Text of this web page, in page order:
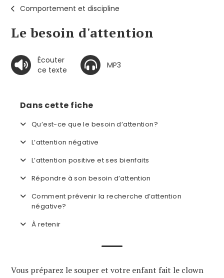
Comportement et discipline
Le besoin d'attention
Écouter
ce texte
MP3
Dans cette fiche
Qu’est-ce que le besoin d’attention?
L’attention négative
L’attention positive et ses bienfaits
Répondre à son besoin d’attention
Comment prévenir la recherche d’attention
négative?
À retenir
Vous préparez le souper et votre enfant fait le clown